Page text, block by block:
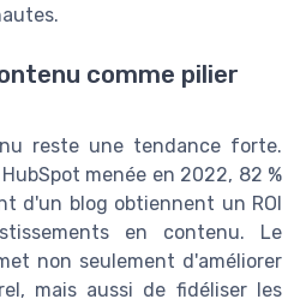
comme pilier
reste une tendance forte.
menée en 2022, 82 %
d'un blog obtiennent un ROI
en contenu. Le
non seulement d'améliorer
mais aussi de fidéliser les